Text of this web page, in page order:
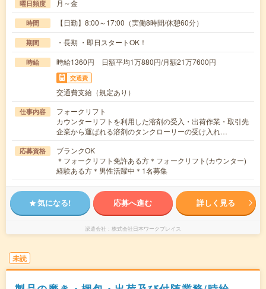
曜日頻度 月～金
時間 【日勤】8:00～17:00（実働8時間/休憩60分）
期間 ・長期 ・即日スタートOK！
時給 時給1360円 日額平均1万880円/月額21万7600円
交通費
交通費支給（規定あり）
仕事内容
フォークリフト
カウンターリフトを利用した溶剤の受入・出荷作業・取引先
企業から運ばれる溶剤のタンクローリーの受け入れ…
応募資格
ブランクOK
＊フォークリフト免許ある方＊フォークリフト(カウンター)
経験ある方＊男性活躍中＊1名募集
気になる! 応募へ進む 詳しく見る
派遣会社 株式会社日本ワークプレイス
未読